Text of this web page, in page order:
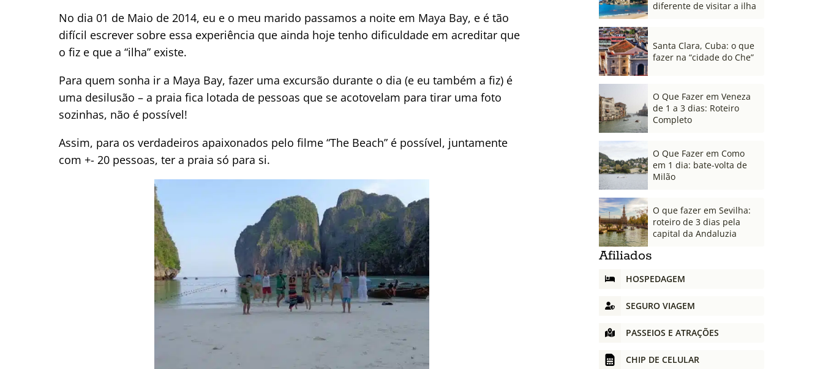
No dia 01 de Maio de 2014, eu e o meu marido passamos a noite em Maya Bay, e é tão
difícil escrever sobre essa experiência que ainda hoje tenho dificuldade em acreditar que
o fiz e que a “ilha” existe.
Para quem sonha ir a Maya Bay, fazer uma excursão durante o dia (e eu também a fiz) é
uma desilusão – a praia fica lotada de pessoas que se acotovelam para tirar uma foto
sozinhas, não é possível!
Assim, para os verdadeiros apaixonados pelo filme “The Beach” é possível, juntamente
com +- 20 pessoas, ter a praia só para si.
diferente de visitar a ilha
Santa Clara, Cuba: o que
fazer na “cidade do Che”
O Que Fazer em Veneza
de 1 a 3 dias: Roteiro
Completo
O Que Fazer em Como
em 1 dia: bate-volta de
Milão
O que fazer em Sevilha:
roteiro de 3 dias pela
capital da Andaluzia
Afiliados
HOSPEDAGEM
SEGURO VIAGEM
PASSEIOS E ATRAÇÕES
CHIP DE CELULAR